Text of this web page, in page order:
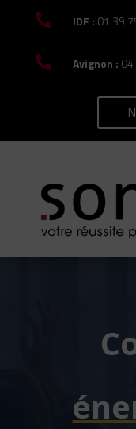
 IDF : 01 39
 Avignon :